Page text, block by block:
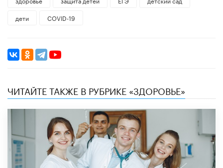
дети
COVID-19
ЧИТАЙТЕ ТАКЖЕ В РУБРИКЕ «ЗДОРОВЬЕ»